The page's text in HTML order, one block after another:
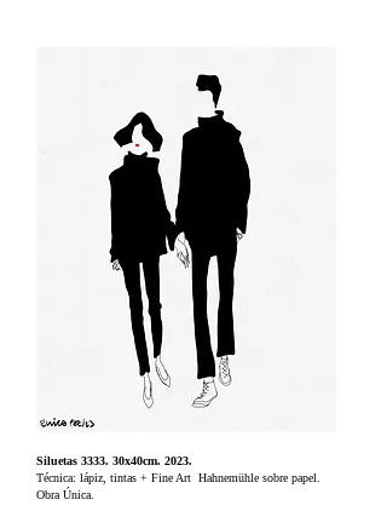
Siluetas 3333. 30x40cm. 2023.
Técnica: lápiz, tintas + Fine Art Hahnemühle sobre papel.
Obra Única.